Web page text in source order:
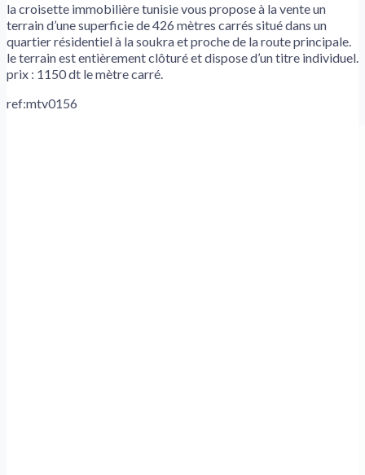
la croisette immobilière tunisie vous propose à la vente un
terrain d’une superficie de 426 mètres carrés situé dans un
quartier résidentiel à la soukra et proche de la route principale.
le terrain est entièrement clôturé et dispose d’un titre individuel.
prix : 1150 dt le mètre carré.
ref:mtv0156